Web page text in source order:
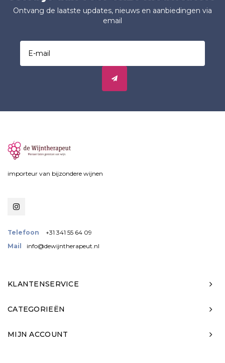
Ontvang de laatste updates, nieuws en aanbiedingen via
email
importeur van bijzondere wijnen
Telefoon
+31 341 55 64 09
Mail
info@dewijntherapeut.nl
KLANTENSERVICE
CATEGORIEËN
MIJN ACCOUNT